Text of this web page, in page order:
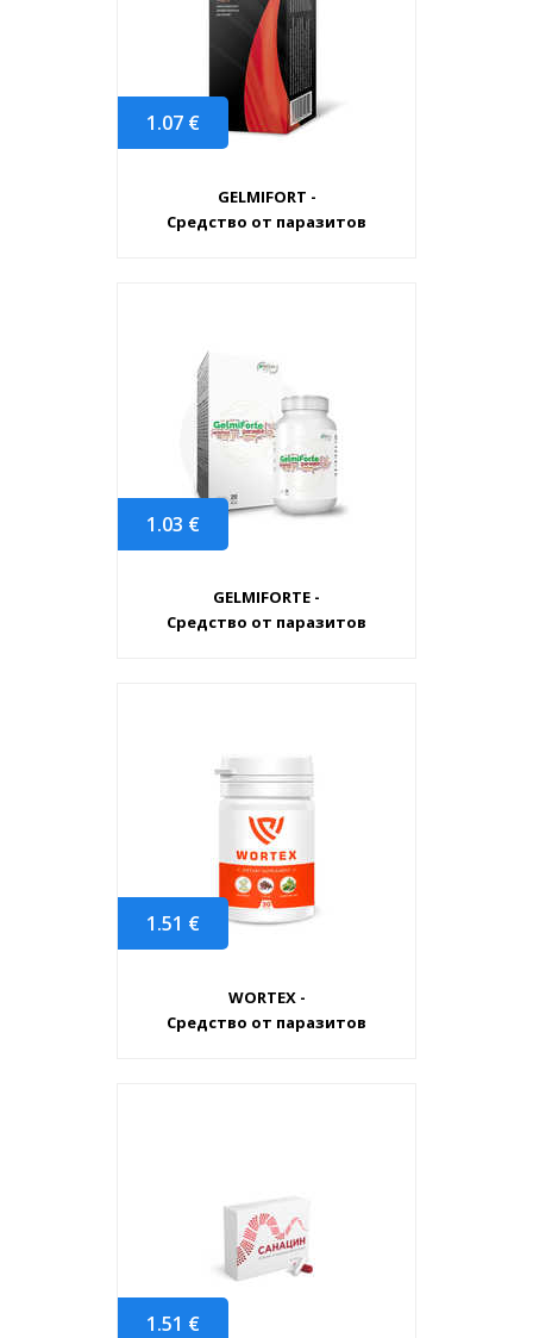
1.07 €
GELMIFORT -
Средство от паразитов
1.03 €
GELMIFORTE -
Средство от паразитов
1.51 €
WORTEX -
Средство от паразитов
1.51 €